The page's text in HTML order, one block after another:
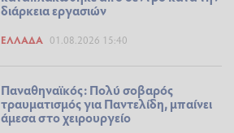
διάρκεια εργασιών
ΕΛΛΆΔΑ 01.08.2026 15:40
Παναθηναϊκός: Πολύ σοβαρός
τραυματισμός για Παντελίδη, μπαίνει
άμεσα στο χειρουργείο